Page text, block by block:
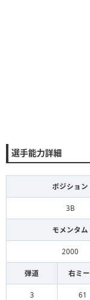
選手能力詳細
ポジション
3B
モメンタム
2000
弾道 右ミ
3 61